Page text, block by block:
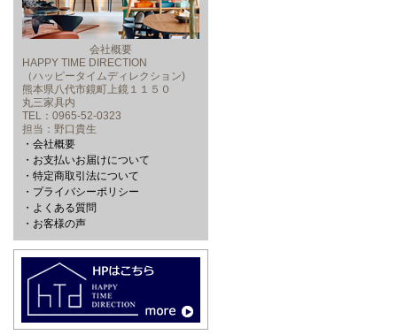
会社概要
HAPPY TIME DIRECTION
（ハッピータイムディレクション)
熊本県八代市鏡町上鏡１１５０
丸三家具内
TEL：0965-52-0323
担当：野口貴生
・会社概要
・お支払いお届けについて
・特定商取引法について
・プライバシーポリシー
・よくある質問
・お客様の声